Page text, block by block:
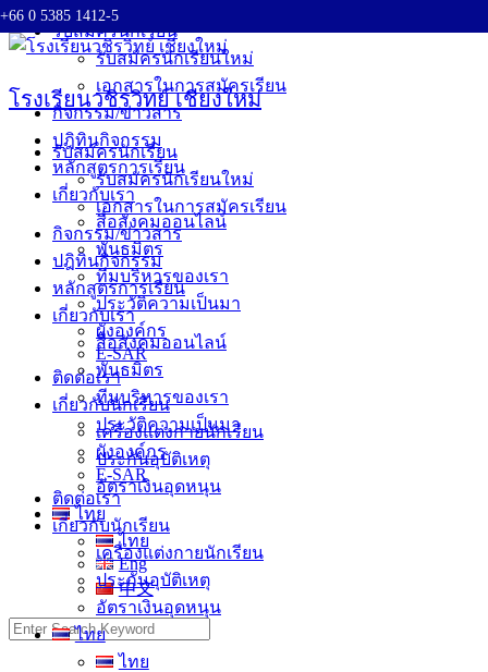
Skip
to
+66 0 5385 1412-5
โรงเรียนวชิรวิทย์ เชียงใหม่
รับสมัครนักเรียน
รับสมัครนักเรียนใหม่
เอกสารในการสมัครเรียน
กิจกรรม/ข่าวสาร
ปฎิทินกิจกรรม
หลักสูตรการเรียน
เกี่ยวกับเรา
สื่อสังคมออนไลน์
พันธมิตร
ทีมบริหารของเรา
ประวัติความเป็นมา
ผังองค์กร
E-SAR
ติดต่อเรา
เกี่ยวกับนักเรียน
เครื่องแต่งกายนักเรียน
ประกันอุบัติเหตุ
อัตราเงินอุดหนุน
ไทย
ไทย
รับสมัครนักเรียน
รับสมัครนักเรียนใหม่
เอกสารในการสมัครเรียน
กิจกรรม/ข่าวสาร
ปฎิทินกิจกรรม
หลักสูตรการเรียน
เกี่ยวกับเรา
สื่อสังคมออนไลน์
พันธมิตร
ทีมบริหารของเรา
ประวัติความเป็นมา
ผังองค์กร
E-SAR
ติดต่อเรา
เกี่ยวกับนักเรียน
เครื่องแต่งกายนักเรียน
ประกันอุบัติเหตุ
อัตราเงินอุดหนุน
ไทย
ไทย
Eng
中文
Search
for: